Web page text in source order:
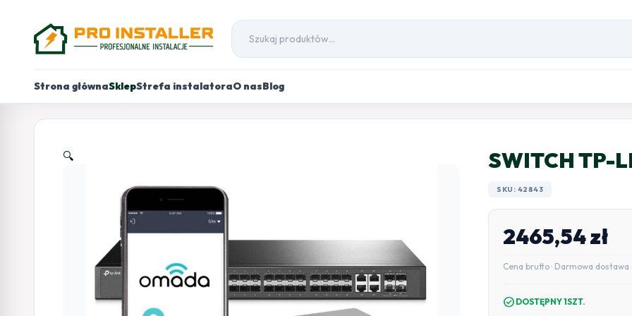
Strona głównaSklepStrefa instalatoraO nasBlog
🔍 SWITCH TP-
SKU: 42843
2465,54zł
Cena brutto · Darmowa dostawa
check_circle DOSTĘPNY 1SZT.